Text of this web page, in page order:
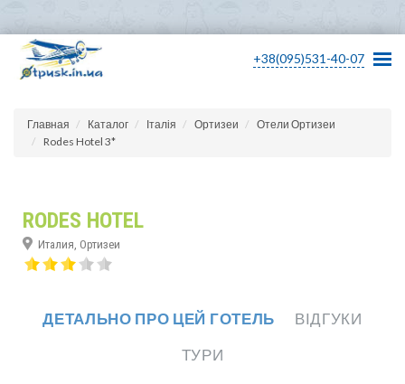
+38(095)531-40-07
Главная Каталог Італія Ортизеи
Отели Ортизеи
Rodes Hotel 3*
RODES HOTEL
Италия, Ортизеи
ДЕТАЛЬНО ПРО ЦЕЙ ГОТЕЛЬ
ВІДГУКИ
ТУРИ